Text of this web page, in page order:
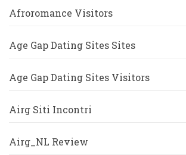
Afroromance Visitors
Age Gap Dating Sites Sites
Age Gap Dating Sites Visitors
Airg Siti Incontri
Airg_NL Review